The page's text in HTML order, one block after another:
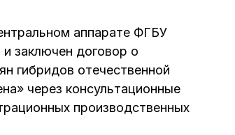
аппарате ФГБУ
заключен договор о
гибридов отечественной
через консультационные
производственных